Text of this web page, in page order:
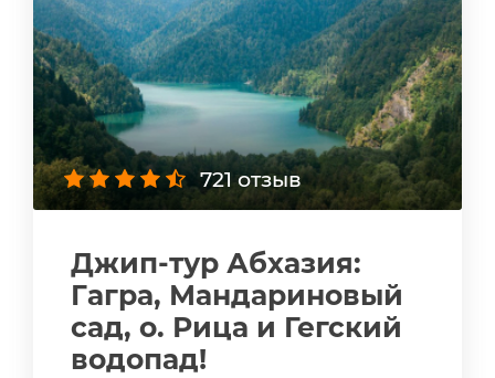
721 отзыв
Джип-тур Абхазия:
Гагра, Мандариновый
сад, о. Рица и Гегский
водопад!